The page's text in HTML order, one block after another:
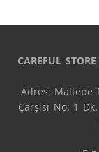
CAREFUL
Adres: Maltepe
Çarşısı No: 1